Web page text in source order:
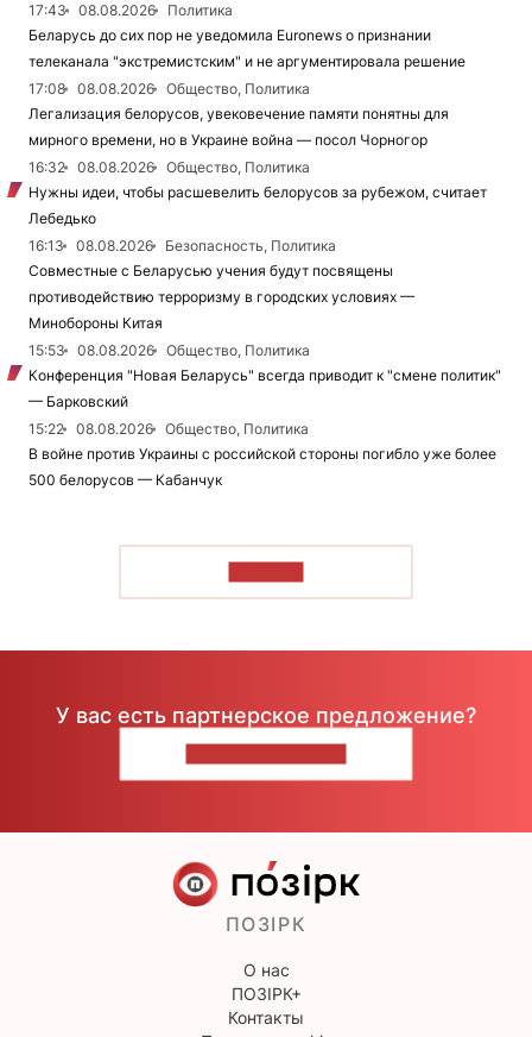
17:43
08.08.2026
Политика
Беларусь до сих пор не уведомила Euronews о признании
телеканала "экстремистским" и не аргументировала решение
17:08
08.08.2026
Общество, Политика
Легализация белорусов, увековечение памяти понятны для
мирного времени, но в Украине война — посол Чорногор
16:32
08.08.2026
Общество, Политика
Нужны идеи, чтобы расшевелить белорусов за рубежом, считает
Лебедько
16:13
08.08.2026
Безопасность, Политика
Совместные с Беларусью учения будут посвящены
противодействию терроризму в городских условиях —
Минобороны Китая
15:53
08.08.2026
Общество, Политика
Конференция "Новая Беларусь" всегда приводит к "смене политик"
— Барковский
15:22
08.08.2026
Общество, Политика
В войне против Украины с российской стороны погибло уже более
500 белорусов — Кабанчук
У вас есть партнерское предложение?
ПОЗІРК
О нас
ПОЗІРК+
Контакты